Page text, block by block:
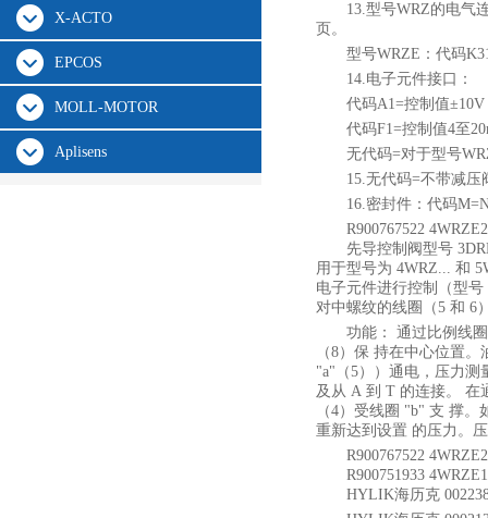
X-ACTO
EPCOS
MOLL-MOTOR
Aplisens
13.型号WRZ的电气
页。
型号WRZE：代码
14.电子元件接口：
代码A1=控制值±10V
代码F1=控制值4至
无代码=对于型号
15.无代码=不带减压
16.密封件：代码
R900767522
先导控制阀型号
用于型号为 4WRZ... 和
电子元件进行控制（型
对中螺纹的线圈（5 和 6
功能： 通过比例线
（8）保 持在中心位置
"a"（5））通电，压力测
及从 A 到 T 的连接。 在
（4）受线圈 "b" 支 撑
重新达到设置 的压力。
R900767522
R900751933
HYLIK海历克